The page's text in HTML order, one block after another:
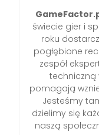
świecie gier i
roku
pogłębione
zespół
techniczną
pomagają
Jesteśmy
dzielimy się
naszą